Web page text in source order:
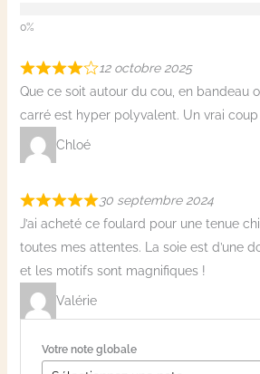
12 octobre 2025
Que ce soit autour du cou, en bandeau
carré est hyper polyvalent. Un vrai
Chloé
30 septembre 2024
J’ai acheté ce foulard pour une tenue
toutes mes attentes. La soie est d’une
et les motifs sont magnifiques !
Valérie
Votre note globale